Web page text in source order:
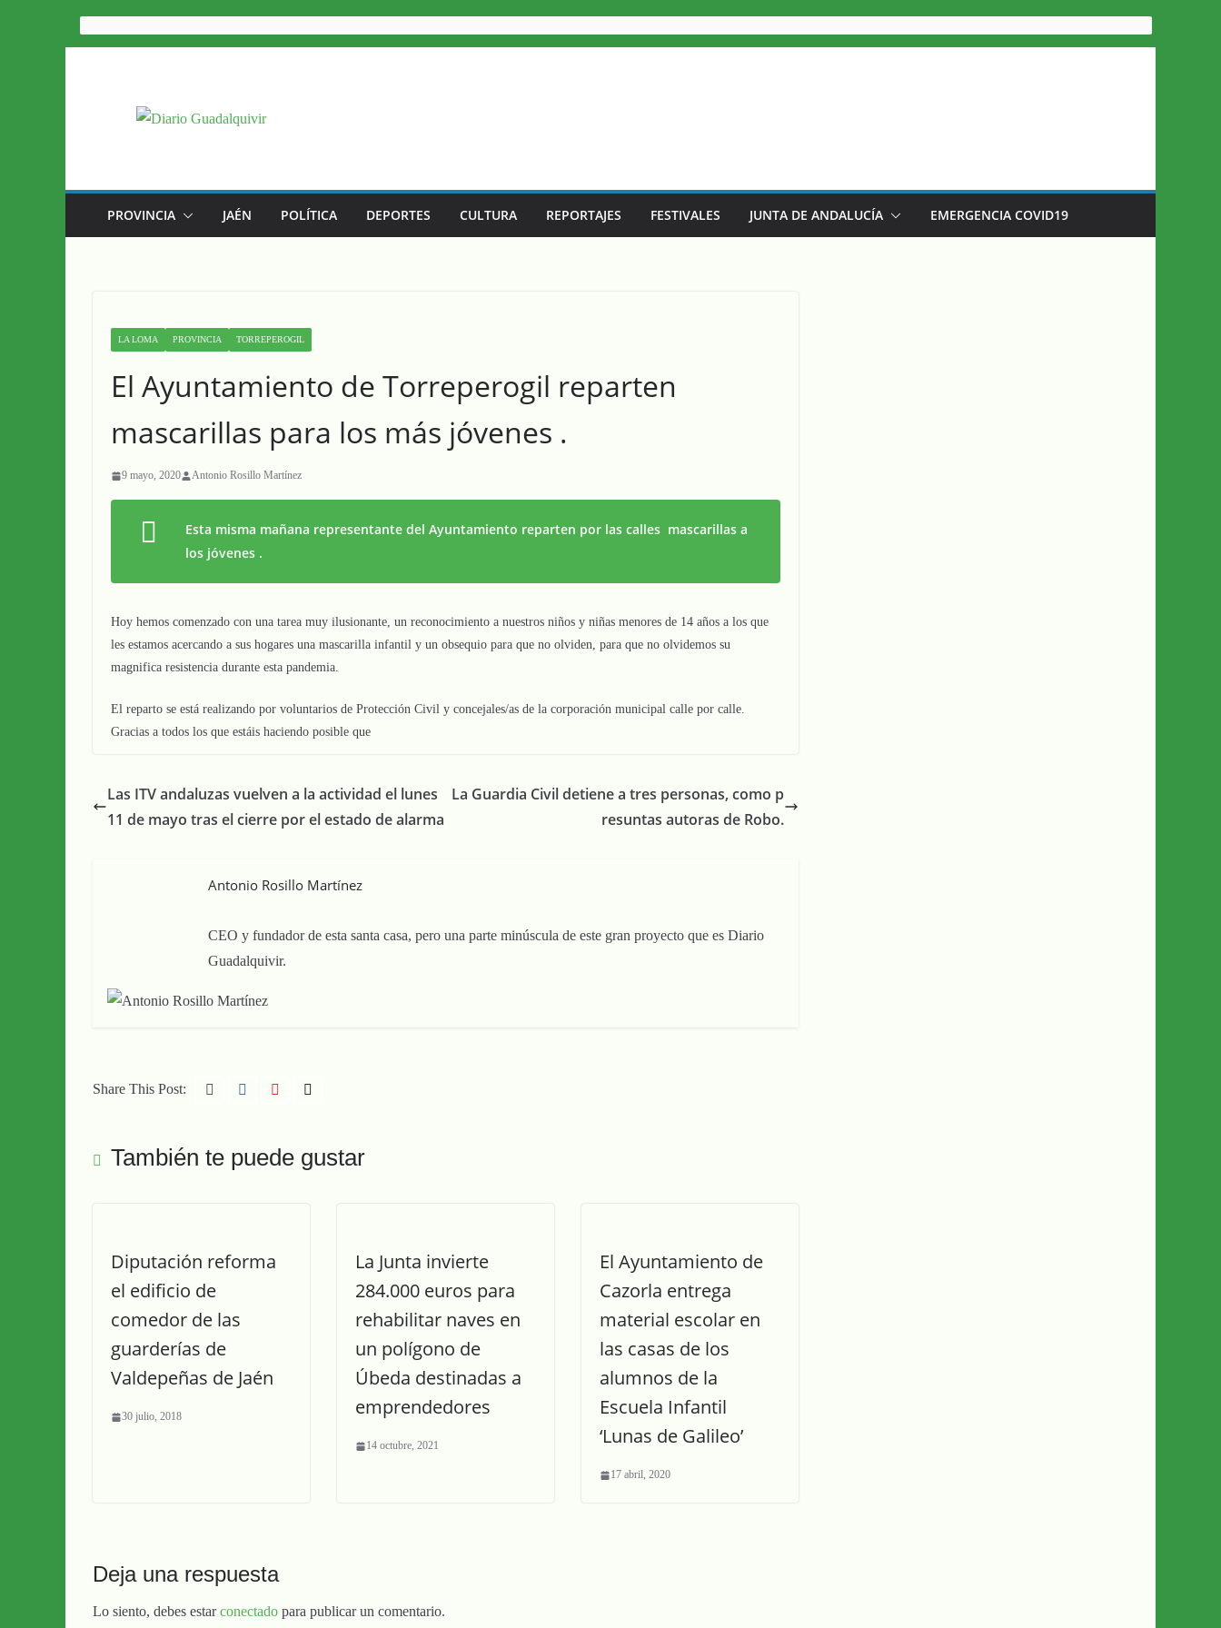
Saltar
al
PROVINCIA JAÉN POLÍTICA DEPORTES CULTURA REPORTAJES FESTIVALES JUNTA DE ANDALUCÍA EMERGENCIA COVID19
LA LOMA PROVINCIA TORREPEROGIL
El Ayuntamiento de Torreperogil reparten
mascarillas para los más jóvenes .
9 mayo, 2020 Antonio Rosillo Martínez
Esta misma mañana representante del Ayuntamiento reparten por las calles mascarillas a
los jóvenes .
Hoy hemos comenzado con una tarea muy ilusionante, un reconocimiento a nuestros niños y niñas menores de 14 años a los que
les estamos acercando a sus hogares una mascarilla infantil y un obsequio para que no olviden, para que no olvidemos su
magnifica resistencia durante esta pandemia.
El reparto se está realizando por voluntarios de Protección Civil y concejales/as de la corporación municipal calle por calle.
Gracias a todos los que estáis haciendo posible que
Las ITV andaluzas vuelven a la actividad el lunes
11 de mayo tras el cierre por el estado de alarma
La Guardia Civil detiene a tres personas, como p
resuntas autoras de Robo.
Antonio Rosillo Martínez
CEO y fundador de esta santa casa, pero una parte minúscula de este gran proyecto que es Diario
Guadalquivir.
Share This Post:
También te puede gustar
Diputación reforma
el edificio de
comedor de las
guarderías de
Valdepeñas de Jaén
30 julio, 2018
La Junta invierte
284.000 euros para
rehabilitar naves en
un polígono de
Úbeda destinadas a
emprendedores
14 octubre, 2021
El Ayuntamiento de
Cazorla entrega
material escolar en
las casas de los
alumnos de la
Escuela Infantil
‘Lunas de Galileo’
17 abril, 2020
Deja una respuesta
Lo siento, debes estarconectado para publicar un comentario.